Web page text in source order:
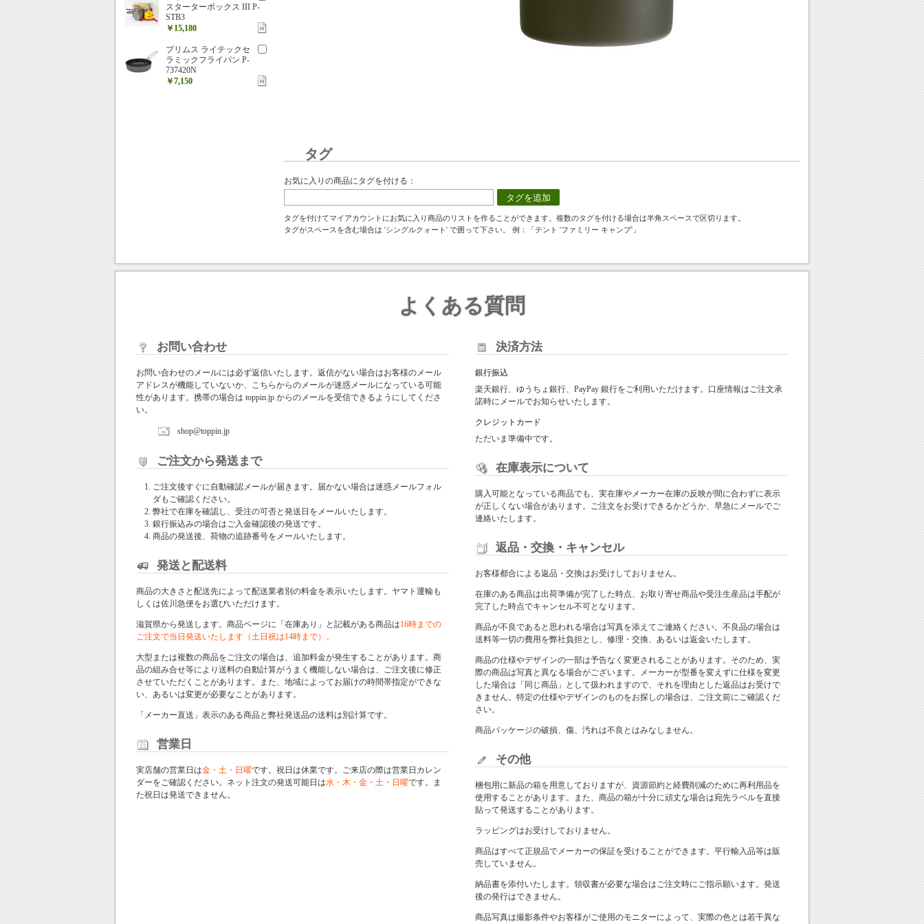
タグ
お気に入りの商品にタグを付ける：
タグを追加
タグを付けてマイアカウントにお気に入り商品のリストを作ることができます。複数のタグを付ける場合は半角スペースで区切ります。
タグがスペースを含む場合は 'シングルクォート' で囲って下さい。 例：「テント 'ファミリー キャンプ'」
スターターボックス III P-
STB3
￥15,180
プリムス ライテックセ
ラミックフライパン P-
737420N
￥7,150
よくある質問
お問い合わせ
お問い合わせのメールには必ず返信いたします。返信がない場合はお客様のメール
アドレスが機能していないか、こちらからのメールが迷惑メールになっている可能
性があります。携帯の場合は toppin.jp からのメールを受信できるようにしてくださ
い。
shop@toppin.jp
ご注文から発送まで
ご注文後すぐに自動確認メールが届きます。届かない場合は迷惑メールフォル
ダもご確認ください。
弊社で在庫を確認し、受注の可否と発送日をメールいたします。
銀行振込みの場合はご入金確認後の発送です。
商品の発送後、荷物の追跡番号をメールいたします。
発送と配送料
商品の大きさと配送先によって配送業者別の料金を表示いたします。ヤマト運輸も
しくは佐川急便をお選びいただけます。
滋賀県から発送します。商品ページに「在庫あり」と記載がある商品は16時までの
ご注文で当日発送いたします（土日祝は14時まで）。
大型または複数の商品をご注文の場合は、追加料金が発生することがあります。商
品の組み合せ等により送料の自動計算がうまく機能しない場合は、ご注文後に修正
させていただくことがあります。また、地域によってお届けの時間帯指定ができな
い、あるいは変更が必要なことがあります。
「メーカー直送」表示のある商品と弊社発送品の送料は別計算です。
営業日
実店舗の営業日は金・土・日曜です。祝日は休業です。ご来店の際は営業日カレン
ダーをご確認ください。ネット注文の発送可能日は水・木・金・土・日曜です。ま
た祝日は発送できません。
決済方法
銀行振込
楽天銀行、ゆうちょ銀行、PayPay 銀行をご利用いただけます。口座情報はご注文承
諾時にメールでお知らせいたします。
クレジットカード
ただいま準備中です。
在庫表示について
購入可能となっている商品でも、実在庫やメーカー在庫の反映が間に合わずに表示
が正しくない場合があります。ご注文をお受けできるかどうか、早急にメールでご
連絡いたします。
返品・交換・キャンセル
お客様都合による返品・交換はお受けしておりません。
在庫のある商品は出荷準備が完了した時点、お取り寄せ商品や受注生産品は手配が
完了した時点でキャンセル不可となります。
商品が不良であると思われる場合は写真を添えてご連絡ください。不良品の場合は
送料等一切の費用を弊社負担とし、修理・交換、あるいは返金いたします。
商品の仕様やデザインの一部は予告なく変更されることがあります。そのため、実
際の商品は写真と異なる場合がございます。メーカーが型番を変えずに仕様を変更
した場合は「同じ商品」として扱われますので、それを理由とした返品はお受けで
きません。特定の仕様やデザインのものをお探しの場合は、ご注文前にご確認くだ
さい。
商品パッケージの破損、傷、汚れは不良とはみなしません。
その他
梱包用に新品の箱を用意しておりますが、資源節約と経費削減のために再利用品を
使用することがあります。また、商品の箱が十分に頑丈な場合は宛先ラベルを直接
貼って発送することがあります。
ラッピングはお受けしておりません。
商品はすべて正規品でメーカーの保証を受けることができます。平行輸入品等は販
売していません。
納品書を添付いたします。領収書が必要な場合はご注文時にご指示願います。発送
後の発行はできません。
商品写真は撮影条件やお客様がご使用のモニターによって、実際の色とは若干異な